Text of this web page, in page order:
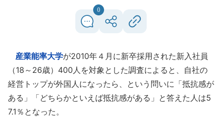
0
産業能率大学が2010年４月に新卒採用された新入社員
（18～26歳）400人を対象とした調査によると、自社の
経営トップが外国人になったら、という問いに「抵抗感が
ある」「どちらかといえば抵抗感がある」と答えた人は5
7.1％となった。